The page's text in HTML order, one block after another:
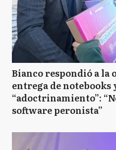
Bianco respondió a la
entrega de notebooks
“adoctrinamiento”:
software peronista”